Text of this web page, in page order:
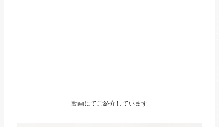
動画にてご紹介しています